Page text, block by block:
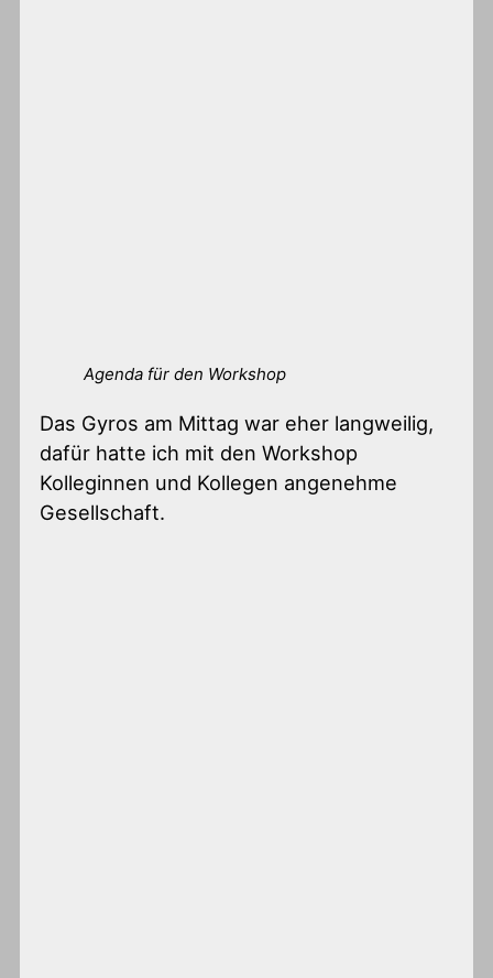
Agenda für den Workshop
Das Gyros am Mittag war eher langweilig,
dafür hatte ich mit den Workshop
Kolleginnen und Kollegen angenehme
Gesellschaft.